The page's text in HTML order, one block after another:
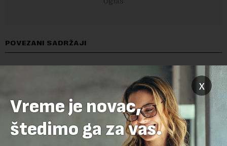
POVEZANI SADRŽAJI
x
Vreme je novac,
štedimo ga za vas.